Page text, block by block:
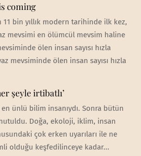
coming
11 bin yıllık modern tarihinde ilk kez,
mevsimi en ölümcül mevsim haline
ölen insan sayısı hızla
mevsiminde ölen insan sayısı hızla
şeyle irtibatlı’
en ünlü bilim insanıydı. Sonra bütün
Doğa, ekoloji, iklim, insan
çok erken uyarıları ile ne
olduğu keşfedilinceye kadar...